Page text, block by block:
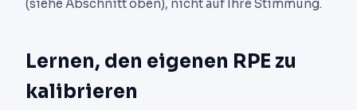
(siehe Abschnitt oben), nicht auf Ihre Stimmung.
Lernen, den eigenen RPE zu
kalibrieren